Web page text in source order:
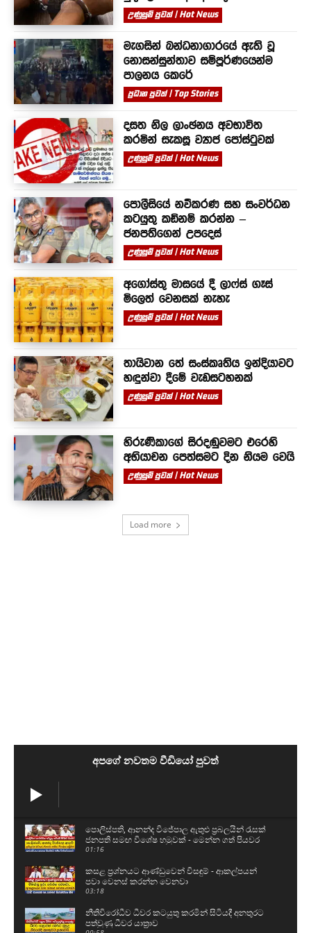
උණුසුම් පුවත් | Hot News
මැගසින් බන්ධනාගාරයේ ඇති වූ
නොසන්සුන්තාව සම්පූර්ණයෙන්ම
පාලනය කෙරේ
ප්‍රධාන පුවත් | Top Stories
දසත නිල ලාංඡනය අවභාවිත
කරමින් සැකසූ ව්‍යාජ පෝස්ටුවක්
උණුසුම් පුවත් | Hot News
පොලීසියේ නවීකරණ සහ සංවර්ධන
කටයුතු කඩිනම් කරන්න –
ජනපතිගෙන් උපදෙස්
උණුසුම් පුවත් | Hot News
අගෝස්තු මාසයේ දී ලාෆ්ස් ගෑස්
මිලෙත් වෙනසක් නැහැ
උණුසුම් පුවත් | Hot News
තායිවාන තේ සංස්කෘතිය ඉන්දියාවට
හඳුන්වා දීමේ වැඩසටහනක්
උණුසුම් පුවත් | Hot News
හිරුණිකාගේ සිරදඬුවමට එරෙහි
අභියාචන පෙත්සමට දින නියම වෙයි
උණුසුම් පුවත් | Hot News
Load more
අපගේ නවතම වීඩියෝ පුවත්
පොලිස්පති, ආනන්ද විජේපාල ඇතුළු ප්‍රබලයින් රැසක්
ජනපති සමඟ විශේෂ හමුවක් - මෙන්න ගත් පියවර
01:16
කසළ ප්‍රශ්නයට ආණ්ඩුවෙන් විසඳුම් - ආකල්පයන්
පවා වෙනස් කරන්න වෙනවා
03:18
නීතිවිරෝධීව ධීවර කටයුතු කරමින් සිටියදී අනතුරට
පත්වුණු ධීවර යාත්‍රාව